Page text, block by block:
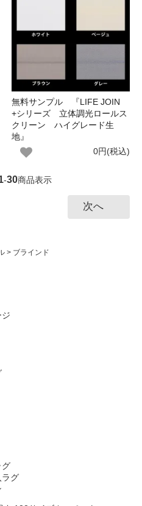
無料サンプル 『LIFE JOIN
+シリーズ 立体調光ロールス
クリーン ハイグレード生
地』
0円(税込)
-30商品表示
次へ
> ブラインド
グ
ラグ